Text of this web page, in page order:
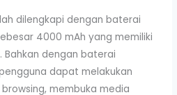
dilengkapi dengan baterai
4000 mAh yang memiliki
Bahkan dengan baterai
dapat melakukan
membuka media